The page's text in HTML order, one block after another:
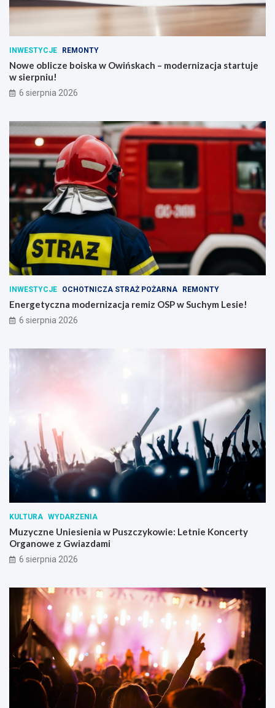
INWESTYCJE REMONTY
Nowe oblicze boiska w Owińskach – modernizacja startuje
w sierpniu!
6 sierpnia 2026
INWESTYCJE OCHOTNICZA STRAŻ POŻARNA REMONTY
Energetyczna modernizacja remiz OSP w Suchym Lesie!
6 sierpnia 2026
KULTURA WYDARZENIA
Muzyczne Uniesienia w Puszczykowie: Letnie Koncerty
Organowe z Gwiazdami
6 sierpnia 2026